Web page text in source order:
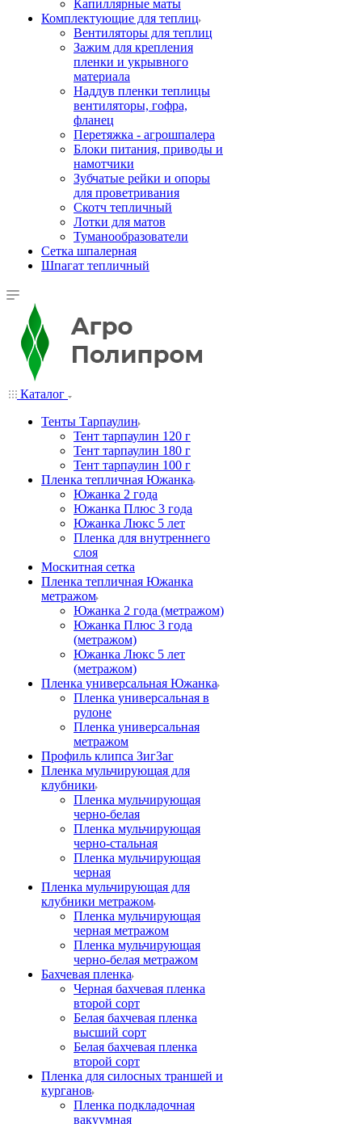
Капиллярные маты
Комплектующие для теплиц
Вентиляторы для теплиц
Зажим для крепления
пленки и укрывного
материала
Наддув пленки теплицы
вентиляторы, гофра,
фланец
Перетяжка - агрошпалера
Блоки питания, приводы и
намотчики
Зубчатые рейки и опоры
для проветривания
Скотч тепличный
Лотки для матов
Туманообразователи
Сетка шпалерная
Шпагат тепличный
Каталог
Тенты Тарпаулин
Тент тарпаулин 120 г
Тент тарпаулин 180 г
Тент тарпаулин 100 г
Пленка тепличная Южанка
Южанка 2 года
Южанка Плюс 3 года
Южанка Люкс 5 лет
Пленка для внутреннего
слоя
Москитная сетка
Пленка тепличная Южанка
метражом
Южанка 2 года (метражом)
Южанка Плюс 3 года
(метражом)
Южанка Люкс 5 лет
(метражом)
Пленка универсальная Южанка
Пленка универсальная в
рулоне
Пленка универсальная
метражом
Профиль клипса ЗигЗаг
Пленка мульчирующая для
клубники
Пленка мульчирующая
черно-белая
Пленка мульчирующая
черно-стальная
Пленка мульчирующая
черная
Пленка мульчирующая для
клубники метражом
Пленка мульчирующая
черная метражом
Пленка мульчирующая
черно-белая метражом
Бахчевая пленка
Черная бахчевая пленка
второй сорт
Белая бахчевая пленка
высший сорт
Белая бахчевая пленка
второй сорт
Пленка для силосных траншей и
курганов
Пленка подкладочная
вакуумная